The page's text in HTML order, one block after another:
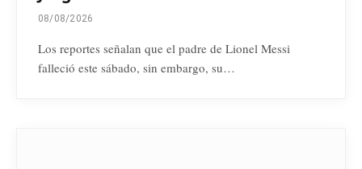
08/08/2026
Los reportes señalan que el padre de Lionel Messi
falleció este sábado, sin embargo, su…